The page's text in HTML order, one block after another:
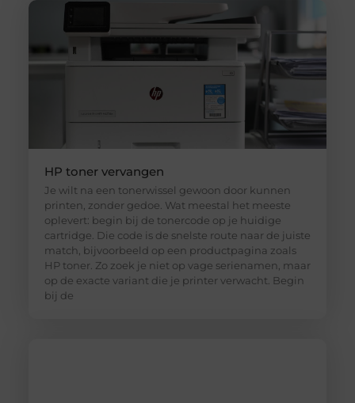
HP toner vervangen
Je wilt na een tonerwissel gewoon door kunnen
printen, zonder gedoe. Wat meestal het meeste
oplevert: begin bij de tonercode op je huidige
cartridge. Die code is de snelste route naar de juiste
match, bijvoorbeeld op een productpagina zoals
HP toner. Zo zoek je niet op vage serienamen, maar
op de exacte variant die je printer verwacht. Begin
bij de